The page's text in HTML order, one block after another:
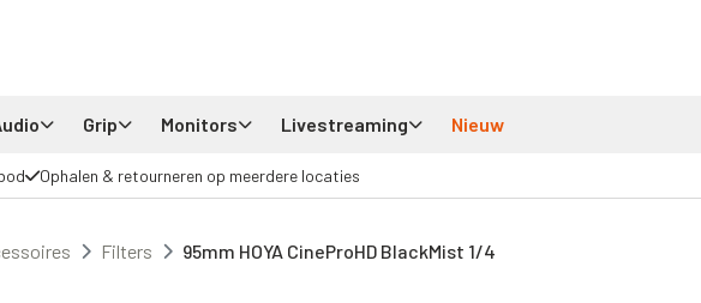
Grip Monitors Livestreaming Nieuw
Ophalen & retourneren op meerdere locaties
Filters 95mm HOYA CineProHD BlackMist 1/4